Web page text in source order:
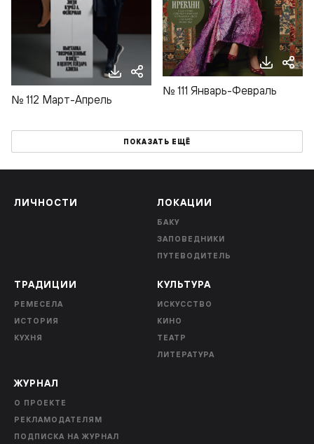
№ 112 Март-Апрель
№ 111 Январь-Февраль
ПОКАЗАТЬ ЕЩЁ
ЛИЧНОСТИ ЛОКАЦИИ
БАКУ
ЗАПОВЕДНИКИ
ПУТЕВОДИТЕЛЬ
ТРАДИЦИИ
РЕМЕСЕЛА
ИСТОРИЯ
КУХНЯ
КУЛЬТУРА
ИСКУССТВО
КИНО
ТЕАТР
ЛИТЕРАТУРА
ЖУРНАЛ
О ПРОЕКТЕ
РЕКЛАМОДАТЕЛЯМ
ПОДПИСКА НА ЖУРНАЛ